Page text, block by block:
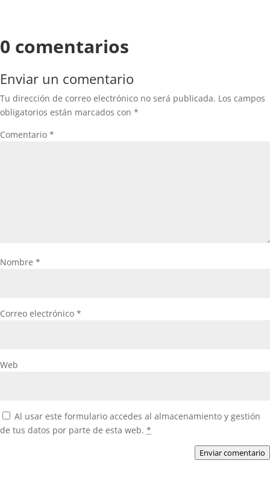
0 comentarios
Enviar un comentario
Tu dirección de correo electrónico no será publicada. Los campos
obligatorios están marcados con *
Comentario *
Nombre *
Correo electrónico *
Web
Al usar este formulario accedes al almacenamiento y gestión
de tus datos por parte de esta web. *
Enviar comentario